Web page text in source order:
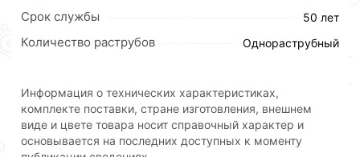
Данные трубы произведены методом экструзии из
безопасный материал, и изделия из него обладают
несомненными преимуществами, такими как более
долгий срок эксплуатации по сравнению с
продукцией, изготовленной из стали и чугуна, а
Срок службы 50 лет
Количество раструбов Однораструбный
Информация о технических характеристиках,
комплекте поставки, стране изготовления, внешнем
виде и цвете товара носит справочный характер и
основывается на последних доступных к моменту